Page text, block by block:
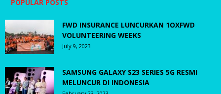
POPULAR POSTS
FWD INSURANCE LUNCURKAN 1OXFWD
VOLUNTEERING WEEKS
July 9, 2023
SAMSUNG GALAXY S23 SERIES 5G RESMI
MELUNCUR DI INDONESIA